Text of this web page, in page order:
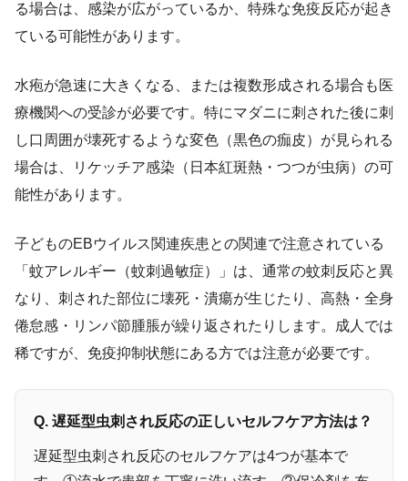
る場合は、感染が広がっているか、特殊な免疫反応が起き
ている可能性があります。
水疱が急速に大きくなる、または複数形成される場合も医
療機関への受診が必要です。特にマダニに刺された後に刺
し口周囲が壊死するような変色（黒色の痂皮）が見られる
場合は、リケッチア感染（日本紅斑熱・つつが虫病）の可
能性があります。
子どものEBウイルス関連疾患との関連で注意されている
「蚊アレルギー（蚊刺過敏症）」は、通常の蚊刺反応と異
なり、刺された部位に壊死・潰瘍が生じたり、高熱・全身
倦怠感・リンパ節腫脹が繰り返されたりします。成人では
稀ですが、免疫抑制状態にある方では注意が必要です。
Q. 遅延型虫刺され反応の正しいセルフケア方法は？
遅延型虫刺され反応のセルフケアは4つが基本で